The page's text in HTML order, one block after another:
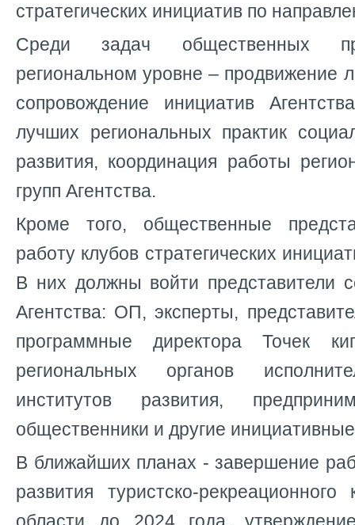
стратегических инициатив по
Среди задач общественных
региональном уровне – продвижение
сопровождение инициатив
лучших региональных практик
развития, координация работы
групп Агентства.
Кроме того, общественные
работу клубов стратегических
В них должны войти представители
Агентства: ОП, эксперты,
программные директора Точек
региональных органов
институтов развития,
общественники и другие
В ближайших планах - завершение
развития туристско-рекреационного